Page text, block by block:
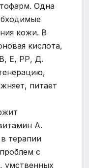
Одна
кожи. В
кислота,
Е, РР, Д.
питает
А.
терапии
с
умственных